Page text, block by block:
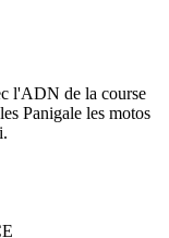
l'ADN de la course
Panigale les motos